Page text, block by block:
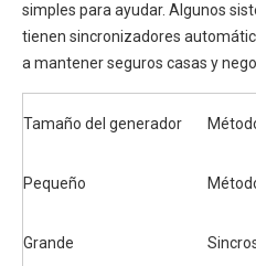
simples para ayudar. Algunos
tienen sincronizadores
a mantener seguros casas y
Tamaño del generador
Pequeño
Grande